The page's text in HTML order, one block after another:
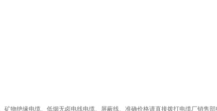
矿物绝缘电缆、低烟无卤电线电缆、屏蔽线、准确价格请直接拨打电缆厂销售部